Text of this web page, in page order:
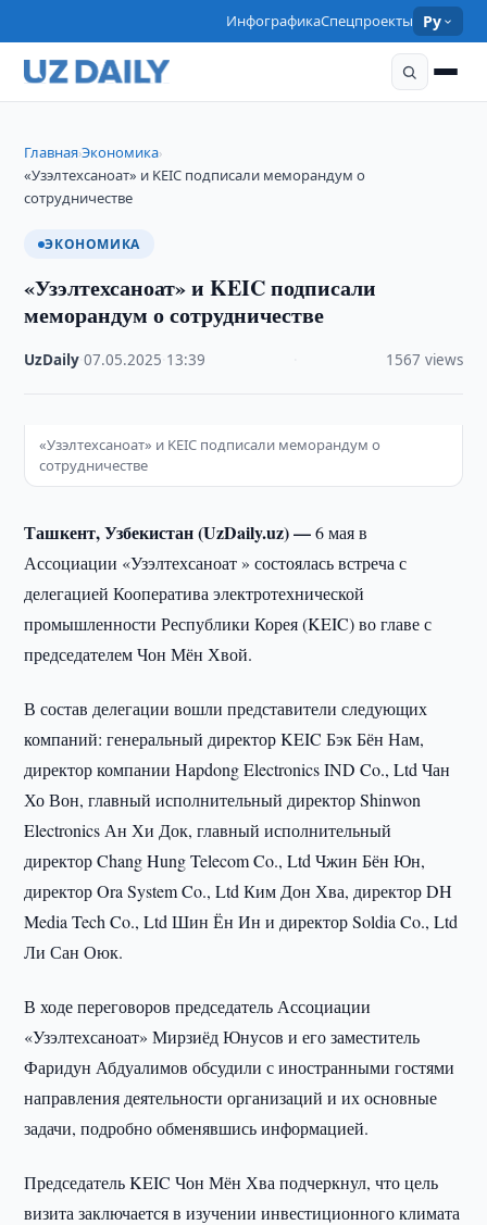
ИнфографикаСпецпроекты Ру
Главная›Экономика›
«Узэлтехсаноат» и KEIC подписали меморандум о
сотрудничестве
ЭКОНОМИКА
«Узэлтехсаноат» и KEIC подписали
меморандум о сотрудничестве
UzDaily ·07.05.2025 13:39 1567 views
«Узэлтехсаноат» и KEIC подписали меморандум о
сотрудничестве
Ташкент, Узбекистан (UzDaily.uz) —6 мая в
Ассоциации «Узэлтехсаноат » состоялась встреча с
делегацией Кооператива электротехнической
промышленности Республики Корея (KEIC) во главе с
председателем Чон Мён Хвой.
В состав делегации вошли представители следующих
компаний: генеральный директор KEIC Бэк Бён Нам,
директор компании Hapdong Electronics IND Co., Ltd Чан
Хо Вон, главный исполнительный директор Shinwon
Electronics Ан Хи Док, главный исполнительный
директор Chang Hung Telecom Co., Ltd Чжин Бён Юн,
директор Ora System Co., Ltd Ким Дон Хва, директор DH
Media Tech Co., Ltd Шин Ён Ин и директор Soldia Co., Ltd
Ли Сан Оюк.
В ходе переговоров председатель Ассоциации
«Узэлтехсаноат» Мирзиёд Юнусов и его заместитель
Фаридун Абдуалимов обсудили с иностранными гостями
направления деятельности организаций и их основные
задачи, подробно обменявшись информацией.
Председатель KEIC Чон Мён Хва подчеркнул, что цель
визита заключается в изучении инвестиционного климата